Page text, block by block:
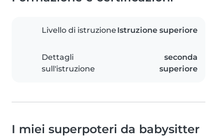
Livello di istruzione Istruzione superiore
Dettagli
sull'istruzione
seconda
superiore
I miei superpoteri da babysitter